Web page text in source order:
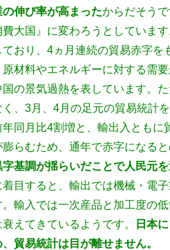
伸び率が高まったからだそう
大国』に変わろうとしています
おり、4ヵ月連続の貿易赤字
原材料やエネルギーに対する需
の景気過熱を表しています。
、3月、4月の足元の貿易統計
同月比4割増と、輸出入ともに
らむため、通年で赤字になる
字基調が揺らいだことで人民元
目すると、輸出では機械・電
。輸入では一次産品と加工度の
えてきているようです。
日本
貿易統計は目が離せません。